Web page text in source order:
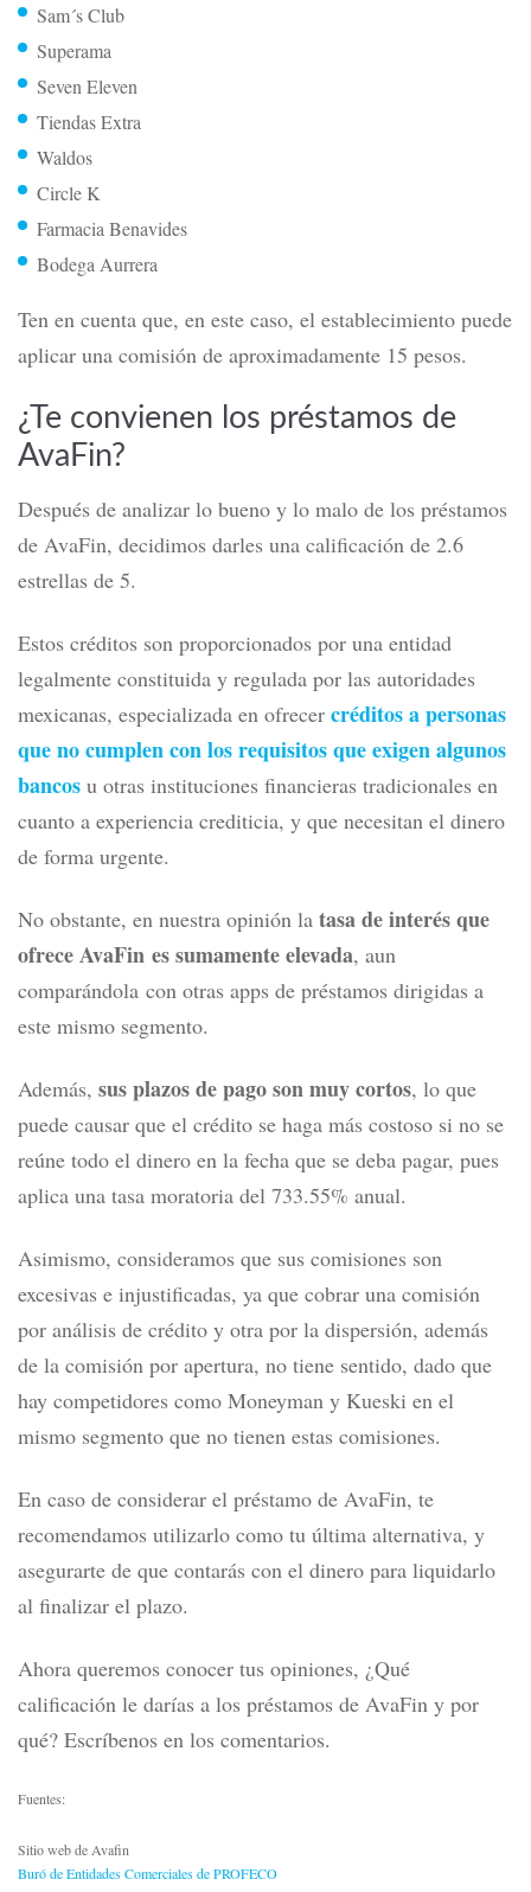
Sam´s Club
Superama
Seven Eleven
Tiendas Extra
Waldos
Circle K
Farmacia Benavides
Bodega Aurrera
Ten en cuenta que, en este caso, el establecimiento puede
aplicar una comisión de aproximadamente 15 pesos.
¿Te convienen los préstamos de
AvaFin?
Después de analizar lo bueno y lo malo de los préstamos
de AvaFin, decidimos darles una calificación de 2.6
estrellas de 5.
Estos créditos son proporcionados por una entidad
legalmente constituida y regulada por las autoridades
mexicanas, especializada en ofrecer créditos a personas
que no cumplen con los requisitos que exigen algunos
bancos u otras instituciones financieras tradicionales en
cuanto a experiencia crediticia, y que necesitan el dinero
de forma urgente.
No obstante, en nuestra opinión la tasa de interés que
ofrece AvaFin es sumamente elevada, aun
comparándola con otras apps de préstamos dirigidas a
este mismo segmento.
Además, sus plazos de pago son muy cortos, lo que
puede causar que el crédito se haga más costoso si no se
reúne todo el dinero en la fecha que se deba pagar, pues
aplica una tasa moratoria del 733.55% anual.
Asimismo, consideramos que sus comisiones son
excesivas e injustificadas, ya que cobrar una comisión
por análisis de crédito y otra por la dispersión, además
de la comisión por apertura, no tiene sentido, dado que
hay competidores como Moneyman y Kueski en el
mismo segmento que no tienen estas comisiones.
En caso de considerar el préstamo de AvaFin, te
recomendamos utilizarlo como tu última alternativa, y
asegurarte de que contarás con el dinero para liquidarlo
al finalizar el plazo.
Ahora queremos conocer tus opiniones, ¿Qué
calificación le darías a los préstamos de AvaFin y por
qué? Escríbenos en los comentarios.
Fuentes:
Sitio web de Avafin
Buró de Entidades Comerciales de PROFECO